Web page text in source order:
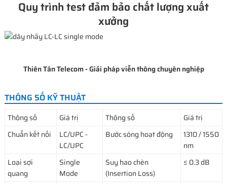
Quy trình test đảm bảo chất lượng xuất
xưởng
Thiên Tân Telecom - Giải pháp viễn thông chuyên nghiệp
THÔNG SỐ KỸ THUẬT
Thông số Giá trị Thông số
Giá trị
Chuẩn kết nối
LC/UPC -
LC/UPC
Bước sóng hoạt động
1310 / 1550
nm
Loại sợi
quang
Single
Mode
Suy hao chèn
(Insertion Loss)
≤ 0.3 dB